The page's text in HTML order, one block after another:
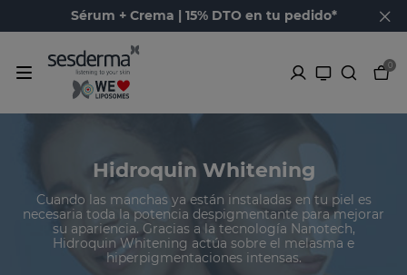
Sérum + Crema | 15% DTO en tu pedido*
0
Hidroquin Whitening
Cuando las manchas ya están instaladas en tu piel es
necesaria toda la potencia despigmentante para mejorar
su apariencia. Gracias a la tecnología Nanotech,
Hidroquin Whitening actúa sobre el melasma e
hiperpigmentaciones intensas.